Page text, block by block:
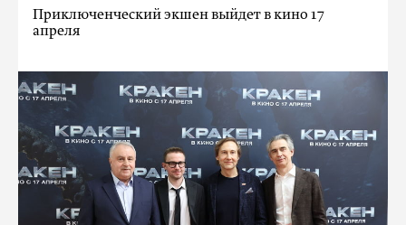
Приключенческий экшен выйдет в кино 17
апреля